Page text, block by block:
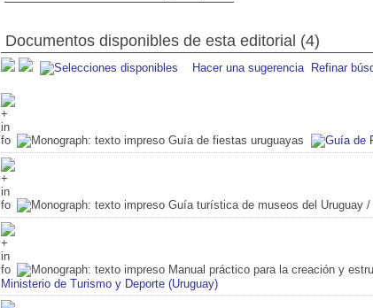
Documentos disponibles de esta editorial (4)
Hacer una sugerencia Refinar
Guía de fiestas uruguayas
Guía turística de museos del Uruguay /
Manual práctico para la creación y
Ministerio de Turismo y Deporte (Uruguay)